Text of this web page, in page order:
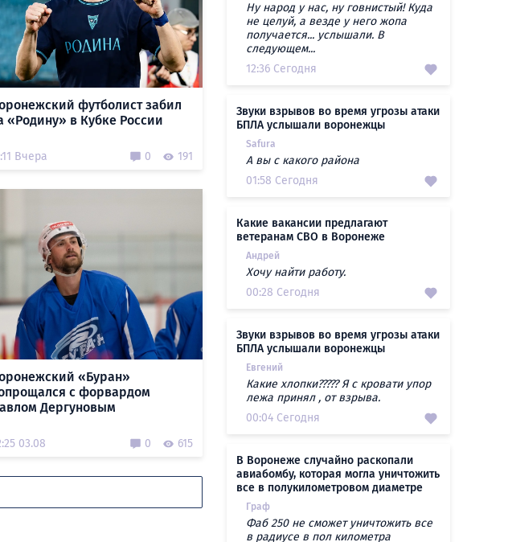
футболист забил
«Родину» в Кубке России
Вчера 0 191
«Буран»
с форвардом
Дергуновым
03.08 0 615
Ну народ у нас, ну говнистый! Куда
не целуй, а везде у него жопа
получается... услышали. В
следующем...
12:36 Сегодня
Звуки взрывов во время угрозы атаки
БПЛА услышали воронежцы
Safura
А вы с какого района
01:58 Сегодня
Какие вакансии предлагают
ветеранам СВО в Воронеже
Андрей
Хочу найти работу.
00:28 Сегодня
Звуки взрывов во время угрозы атаки
БПЛА услышали воронежцы
Евгений
Какие хлопки????? Я с кровати упор
лежа принял , от взрыва.
00:04 Сегодня
В Воронеже случайно раскопали
авиабомбу, которая могла уничтожить
все в полукилометровом диаметре
Граф
Фаб 250 не сможет уничтожить все
в радиусе в пол километра